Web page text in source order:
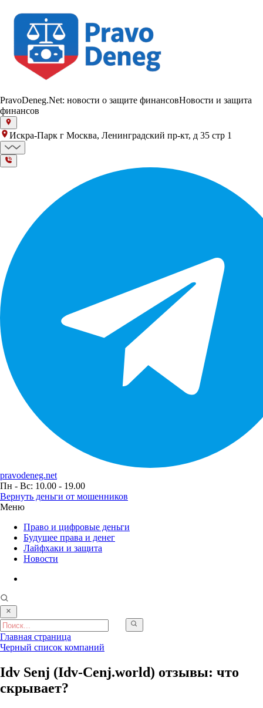
PravoDeneg.Net: новости о защите финансовНовости и защита
финансов
Искра-Парк г Москва, Ленинградский пр-кт, д 35 стр 1
pravodeneg.net
Пн - Вс: 10.00 - 19.00
Вернуть деньги от мошенников
Меню
Право и цифровые деньги
Будущее права и денег
Лайфхаки и защита
Новости
Главная страница
Черный список компаний
Idv Senj (Idv‑Cenj.world) отзывы: что
скрывает?